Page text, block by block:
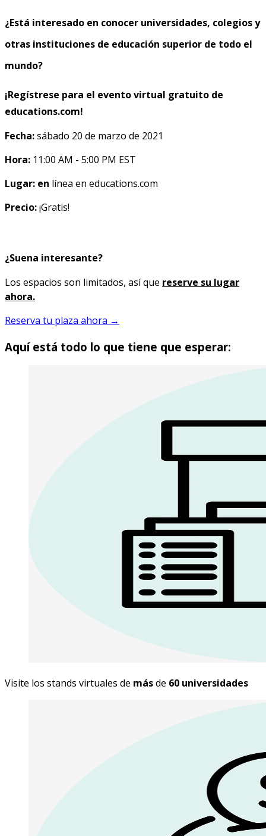
¿Está interesado en conocer universidades, colegios y
otras instituciones de educación superior de todo el
mundo?
¡Regístrese para el evento virtual gratuito de
educations.com!
Fecha:sábado 20 de marzo de 2021
Hora: 11:00 AM - 5:00 PM EST
Lugar: en línea en educations.com
Precio:¡Gratis!
¿Suena interesante?
Los espacios son limitados, así que reserve su lugar
ahora.
Reserva tu plaza ahora →
Aquí está todo lo que tiene que esperar:
Visite los stands virtuales de másde 60 universidades